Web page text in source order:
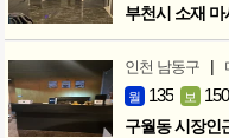
부천시 소재
인천 남동구 |
월 135 보
구월동 시장인